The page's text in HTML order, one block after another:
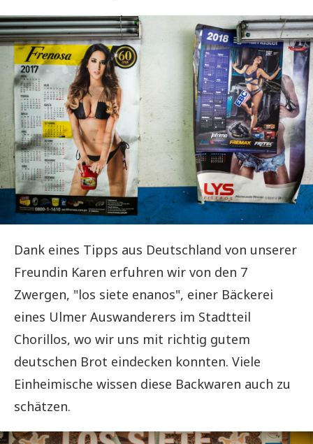
Dank eines Tipps aus Deutschland von unserer
Freundin Karen erfuhren wir von den 7
Zwergen, "los siete enanos", einer Bäckerei
eines Ulmer Auswanderers im Stadtteil
Chorillos, wo wir uns mit richtig gutem
deutschen Brot eindecken konnten. Viele
Einheimische wissen diese Backwaren auch zu
schätzen.